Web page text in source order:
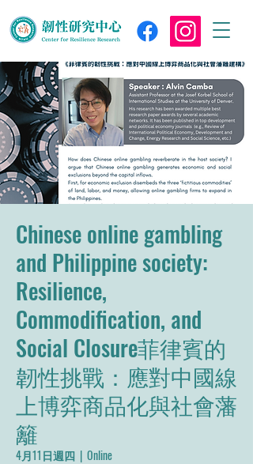
Chinese online gambling
and Philippine society:
Resilience,
Commodification, and
Social Closure菲律賓的
韌性挑戰：應對中國線
上博弈商品化與社會藩
籬
4月11日週四
  |
Online